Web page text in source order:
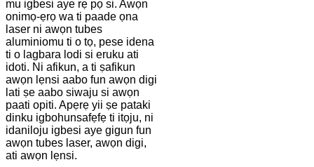
mu igbesi aye rẹ pọ si. Awọn
onimọ-ẹrọ wa ti paade ọna
laser ni awọn tubes
aluminiomu ti o tọ, pese idena
ti o lagbara lodi si eruku ati
idoti. Ni afikun, a ti ṣafikun
awọn lẹnsi aabo fun awọn digi
lati ṣe aabo siwaju si awọn
paati opiti. Apẹrẹ yii ṣe pataki
dinku igbohunsafẹfẹ ti itọju, ni
idaniloju igbesi aye gigun fun
awọn tubes laser, awọn digi,
ati awọn lẹnsi.